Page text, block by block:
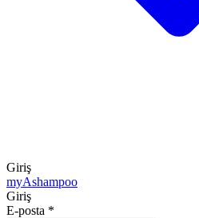
Giriş
myAshampoo
Giriş
E-posta *